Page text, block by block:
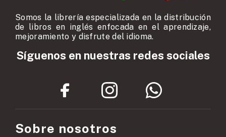
Somos la librería especializada en la distribución
de libros en inglés enfocada en el aprendizaje,
mejoramiento y disfrute del idioma.
Síguenos en nuestras redes sociales
Sobre nosotros